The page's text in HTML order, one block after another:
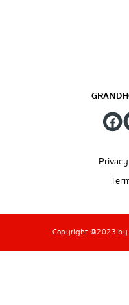
Copyright @2023 by